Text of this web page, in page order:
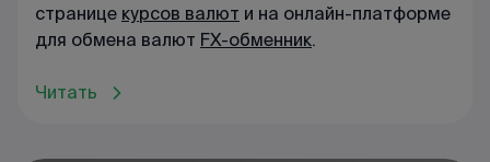
странице курсов валют и на онлайн-платформе
для обмена валют FX-обменник.
Читать